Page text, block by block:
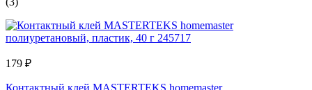
179 ₽
Контактный клей MASTERTEKS homemaster